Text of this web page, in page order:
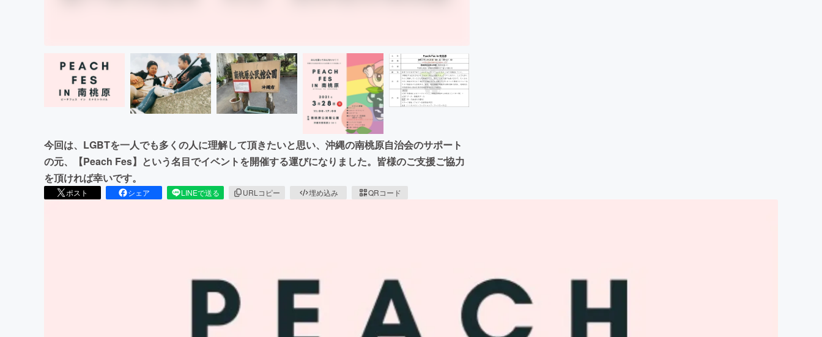
今回は、LGBTを一人でも多くの人に理解して頂きたいと思い、沖縄の南桃原自治会のサポート
の元、【Peach Fes】という名目でイベントを開催する運びになりました。皆様のご支援ご協力
を頂ければ幸いです。
ポスト シェア LINEで送る URLコピー 埋め込み QRコード